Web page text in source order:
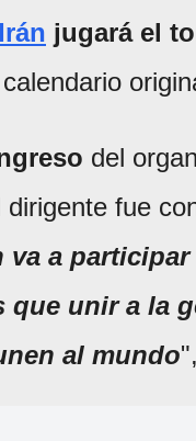
jugará el
del
dirigente fue
va a
unir a la
al mundo